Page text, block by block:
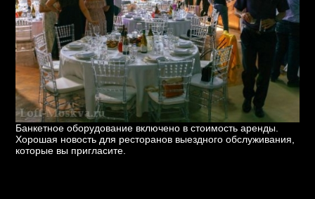
Банкетное оборудование включено в стоимость аренды.
Хорошая новость для ресторанов выездного обслуживания,
которые вы пригласите.